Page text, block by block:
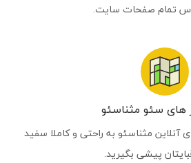
تمام صفحات سایت.
های سئو مثناسئو
آنلاین مثناسئو به راحتی و کاملا سفید
پیشی بگیرید.